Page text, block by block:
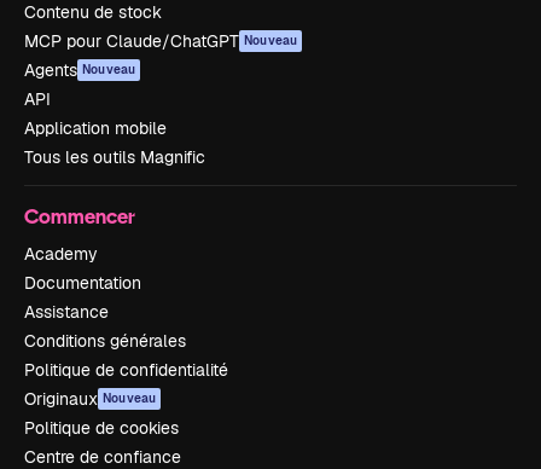
Contenu de stock
MCP pour Claude/ChatGPT Nouveau
Agents Nouveau
API
Application mobile
Tous les outils Magnific
Commencer
Academy
Documentation
Assistance
Conditions générales
Politique de confidentialité
Originaux Nouveau
Politique de cookies
Centre de confiance